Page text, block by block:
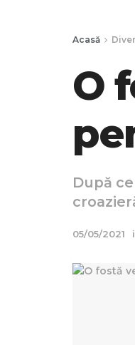
Acasă
O
După
05/05/2021